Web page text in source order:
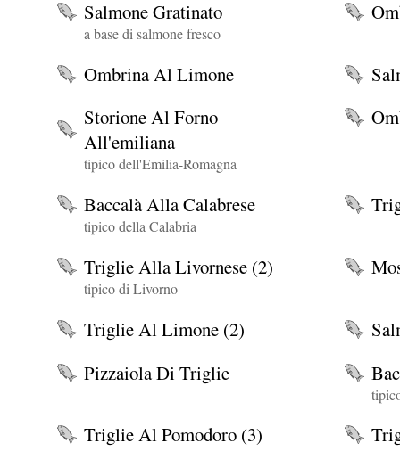
Salmone Gratinato
a base di salmone fresco
Ombrina Al Limone
Storione Al Forno
All'emiliana
tipico dell'Emilia-Romagna
Baccalà Alla Calabrese
tipico della Calabria
Triglie Alla Livornese (2)
tipico di Livorno
Triglie Al Limone (2)
Pizzaiola Di Triglie
Triglie Al Pomodoro (3)